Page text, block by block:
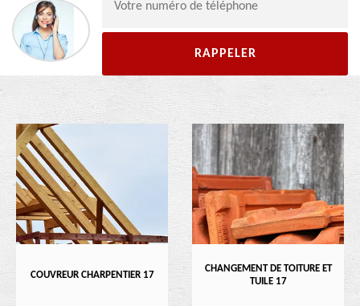
COUVREUR CHARPENTIER 17
CHANGEMENT DE TOITURE ET
TUILE 17